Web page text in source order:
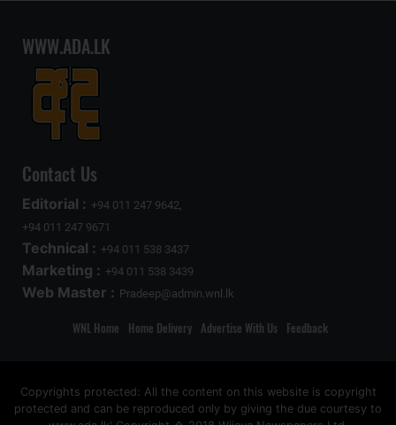
WWW.ADA.LK
Contact Us
Editorial : +94 011 247 9642,
+94 011 247 9671
Technical : +94 011 538 3437
Marketing : +94 011 538 3439
Web Master : Pradeep@admin.wnl.lk
WNL Home Home Delivery Advertise With Us Feedback
Copyrights protected: All the content on this website is copyright
protected and can be reproduced only by giving the due courtesy to